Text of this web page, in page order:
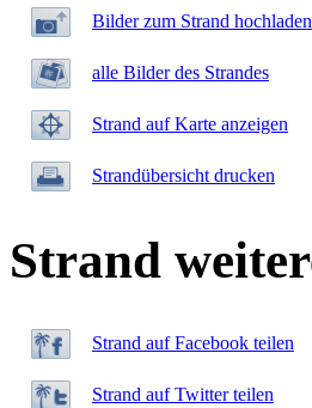
Bilder zum Strand hochladen
alle Bilder des Strandes
Strand auf Karte anzeigen
Strandübersicht drucken
Strand
Strand auf Facebook teilen
Strand auf Twitter teilen